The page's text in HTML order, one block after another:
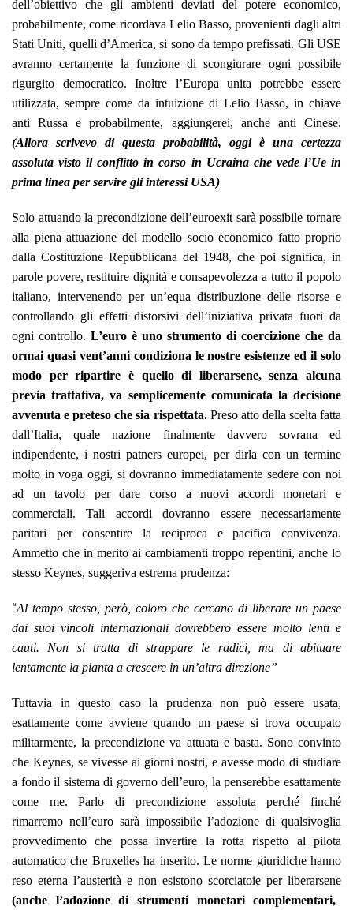
dell’obiettivo che gli ambienti deviati del potere economico,
probabilmente, come ricordava Lelio Basso, provenienti dagli altri
Stati Uniti, quelli d’America, si sono da tempo prefissati. Gli USE
avranno certamente la funzione di scongiurare ogni possibile
rigurgito democratico. Inoltre l’Europa unita potrebbe essere
utilizzata, sempre come da intuizione di Lelio Basso, in chiave
anti Russa e probabilmente, aggiungerei, anche anti Cinese.
(Allora scrivevo di questa probabilità, oggi è una certezza
assoluta visto il conflitto in corso in Ucraina che vede l’Ue in
prima linea per servire gli interessi USA)
Solo attuando la precondizione dell’euroexit sarà possibile tornare
alla piena attuazione del modello socio economico fatto proprio
dalla Costituzione Repubblicana del 1948, che poi significa, in
parole povere, restituire dignità e consapevolezza a tutto il popolo
italiano, intervenendo per un’equa distribuzione delle risorse e
controllando gli effetti distorsivi dell’iniziativa privata fuori da
ogni controllo. L’euro è uno strumento di coercizione che da
ormai quasi vent’anni condiziona le nostre esistenze ed il solo
modo per ripartire è quello di liberarsene, senza alcuna
previa trattativa, va semplicemente comunicata la decisione
avvenuta e preteso che sia rispettata.Preso atto della scelta fatta
dall’Italia, quale nazione finalmente davvero sovrana ed
indipendente, i nostri patners europei, per dirla con un termine
molto in voga oggi, si dovranno immediatamente sedere con noi
ad un tavolo per dare corso a nuovi accordi monetari e
commerciali. Tali accordi dovranno essere necessariamente
paritari per consentire la reciproca e pacifica convivenza.
Ammetto che in merito ai cambiamenti troppo repentini, anche lo
stesso Keynes, suggeriva estrema prudenza:
“Al tempo stesso, però, coloro che cercano di liberare un paese
dai suoi vincoli internazionali dovrebbero essere molto lenti e
cauti. Non si tratta di strappare le radici, ma di abituare
lentamente la pianta a crescere in un’altra direzione”
Tuttavia in questo caso la prudenza non può essere usata,
esattamente come avviene quando un paese si trova occupato
militarmente, la precondizione va attuata e basta. Sono convinto
che Keynes, se vivesse ai giorni nostri, e avesse modo di studiare
a fondo il sistema di governo dell’euro, la penserebbe esattamente
come me. Parlo di precondizione assoluta perché finché
rimarremo nell’euro sarà impossibile l’adozione di qualsivoglia
provvedimento che possa invertire la rotta rispetto al pilota
automatico che Bruxelles ha inserito. Le norme giuridiche hanno
reso eterna l’austerità e non esistono scorciatoie per liberarsene
(anche l’adozione di strumenti monetari complementari,